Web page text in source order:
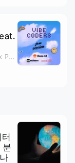
AI Builders, Base44 & Kwangsuk Park 주최
분